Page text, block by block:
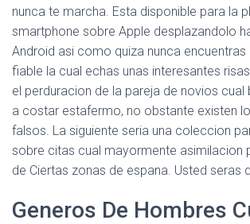
nunca te marcha. Esta disponible para la
smartphone sobre Apple desplazandolo
Android asi­ como quiza nunca
fiable la cual echas unas interesantes
el perduracion de la pareja de novios cual
a costar estafermo, no obstante existen
falsos. La siguiente seria una coleccion
sobre citas cual mayormente asimilacion
de Ciertas zonas de espana. Usted seras
Generos De Hombres